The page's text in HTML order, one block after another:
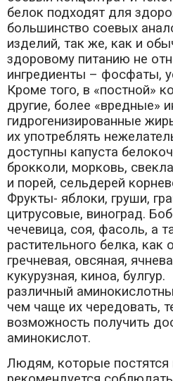
белок подходят для
большинство соевых
изделий, так же, как и
здоровому питанию не
ингредиенты – фосфаты,
Кроме того, в «постной»
другие, более «вредные»
гидрогенизированные
их употреблять
доступны капуста
брокколи, морковь,
и порей, сельдерей
Фрукты- яблоки, груши,
цитрусовые, виноград.
чечевица, соя, фасоль, а
растительного белка, как
гречневая, овсяная,
кукурузная, киноа,
различный
чем чаще их чередовать,
возможность получить
аминокислот.
Людям, которые постятся